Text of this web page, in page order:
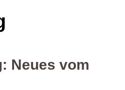
Neues vom